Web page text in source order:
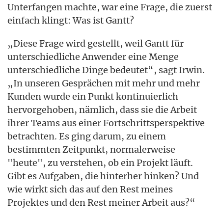
Unterfangen machte, war eine Frage, die zuerst
einfach klingt: Was ist Gantt?
„Diese Frage wird gestellt, weil Gantt für
unterschiedliche Anwender eine Menge
unterschiedliche Dinge bedeutet“, sagt Irwin.
„In unseren Gesprächen mit mehr und mehr
Kunden wurde ein Punkt kontinuierlich
hervorgehoben, nämlich, dass sie die Arbeit
ihrer Teams aus einer Fortschrittsperspektive
betrachten. Es ging darum, zu einem
bestimmten Zeitpunkt, normalerweise
"heute", zu verstehen, ob ein Projekt läuft.
Gibt es Aufgaben, die hinterher hinken? Und
wie wirkt sich das auf den Rest meines
Projektes und den Rest meiner Arbeit aus?“